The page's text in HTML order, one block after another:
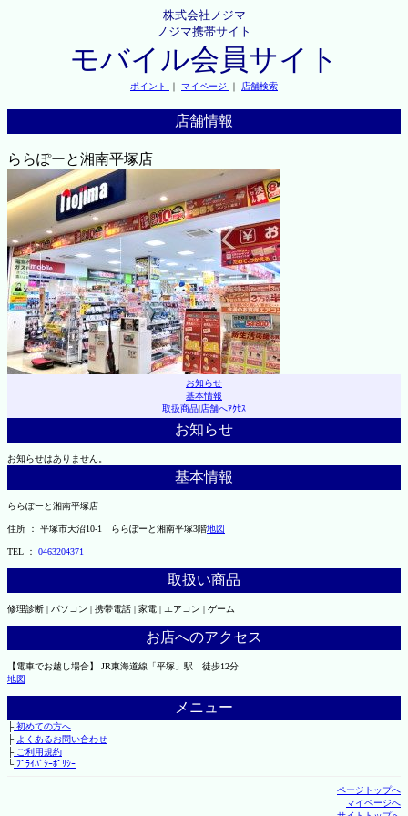
株式会社ノジマ
ノジマ携帯サイト
モバイル会員サイト
ポイント ｜ マイページ ｜ 店舗検索
店舗情報
ららぽーと湘南平塚店
お知らせ
基本情報
取扱商品|店舗へｱｸｾｽ
お知らせ
お知らせはありません。
基本情報
ららぽーと湘南平塚店
住所 ： 平塚市天沼10-1 ららぽーと湘南平塚3階地図
TEL ： 0463204371
取扱い商品
修理診断 | パソコン | 携帯電話 | 家電 | エアコン | ゲーム
お店へのアクセス
【電車でお越し場合】 JR東海道線「平塚」駅 徒歩12分
地図
メニュー
├初めての方へ
├ よくあるお問い合わせ
├ご利用規約
└ﾌﾟﾗｲﾊﾞｼｰﾎﾟﾘｼｰ
ページトップへ
マイページへ